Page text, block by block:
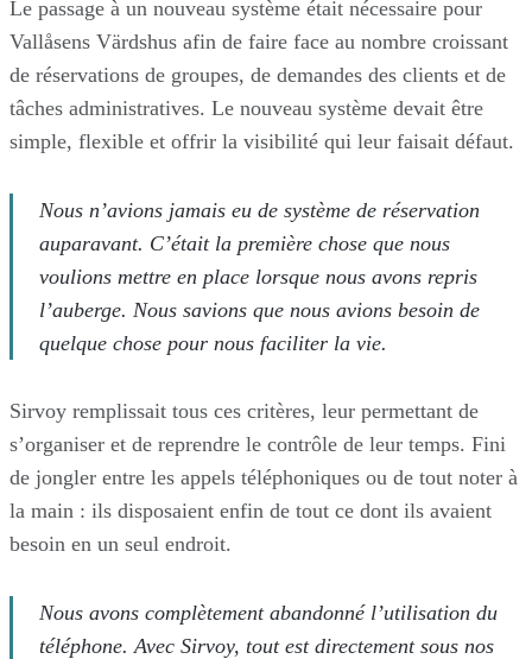
Le passage à un nouveau système était nécessaire pour
Vallåsens Värdshus afin de faire face au nombre croissant
de réservations de groupes, de demandes des clients et de
tâches administratives. Le nouveau système devait être
simple, flexible et offrir la visibilité qui leur faisait défaut.
Nous n’avions jamais eu de système de réservation
auparavant. C’était la première chose que nous
voulions mettre en place lorsque nous avons repris
l’auberge. Nous savions que nous avions besoin de
quelque chose pour nous faciliter la vie.
Sirvoy remplissait tous ces critères, leur permettant de
s’organiser et de reprendre le contrôle de leur temps. Fini
de jongler entre les appels téléphoniques ou de tout noter à
la main : ils disposaient enfin de tout ce dont ils avaient
besoin en un seul endroit.
Nous avons complètement abandonné l’utilisation du
téléphone. Avec Sirvoy, tout est directement sous nos